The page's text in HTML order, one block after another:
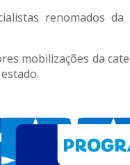
renomados
mobilizações da